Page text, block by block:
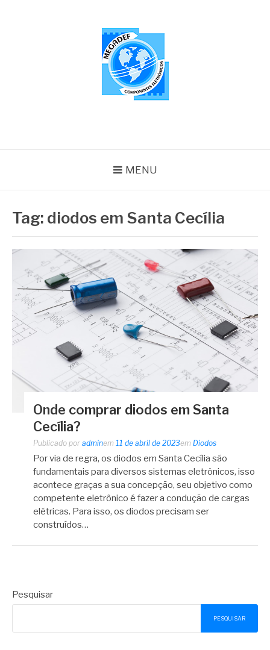
MENU
Tag: diodos em Santa Cecília
Onde comprar diodos em Santa
Cecília?
Publicado por adminem 11 de abril de 2023em Diodos
Por via de regra, os diodos em Santa Cecília são
fundamentais para diversos sistemas eletrônicos, isso
acontece graças a sua concepção, seu objetivo como
competente eletrônico é fazer a condução de cargas
elétricas. Para isso, os diodos precisam ser
construídos…
Pesquisar
PESQUISAR